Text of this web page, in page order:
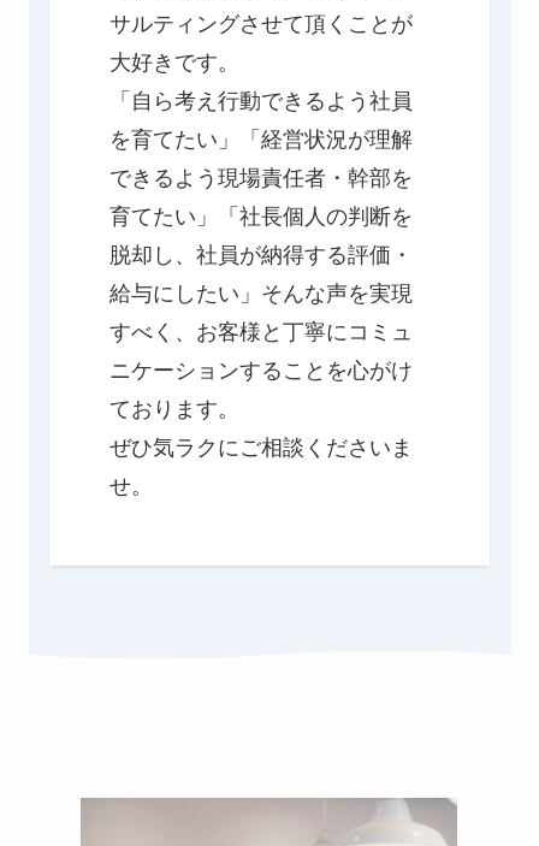
サルティングさせて頂くことが
大好きです。
「自ら考え行動できるよう社員
を育てたい」「経営状況が理解
できるよう現場責任者・幹部を
育てたい」「社長個人の判断を
脱却し、社員が納得する評価・
給与にしたい」そんな声を実現
すべく、お客様と丁寧にコミュ
ニケーションすることを心がけ
ております。
ぜひ気ラクにご相談くださいま
せ。